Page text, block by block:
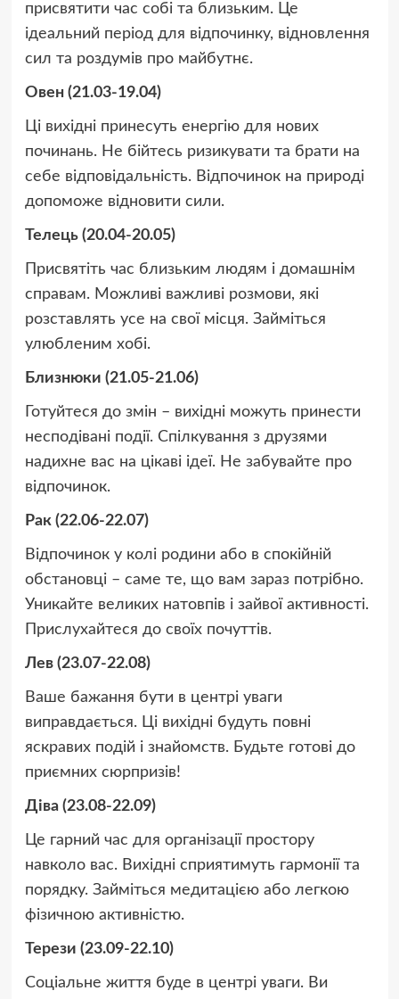
присвятити час собі та близьким. Це
ідеальний період для відпочинку, відновлення
сил та роздумів про майбутнє.
Овен (21.03-19.04)
Ці вихідні принесуть енергію для нових
починань. Не бійтесь ризикувати та брати на
себе відповідальність. Відпочинок на природі
допоможе відновити сили.
Телець (20.04-20.05)
Присвятіть час близьким людям і домашнім
справам. Можливі важливі розмови, які
розставлять усе на свої місця. Займіться
улюбленим хобі.
Близнюки (21.05-21.06)
Готуйтеся до змін – вихідні можуть принести
несподівані події. Спілкування з друзями
надихне вас на цікаві ідеї. Не забувайте про
відпочинок.
Рак (22.06-22.07)
Відпочинок у колі родини або в спокійній
обстановці – саме те, що вам зараз потрібно.
Уникайте великих натовпів і зайвої активності.
Прислухайтеся до своїх почуттів.
Лев (23.07-22.08)
Ваше бажання бути в центрі уваги
виправдається. Ці вихідні будуть повні
яскравих подій і знайомств. Будьте готові до
приємних сюрпризів!
Діва (23.08-22.09)
Це гарний час для організації простору
навколо вас. Вихідні сприятимуть гармонії та
порядку. Займіться медитацією або легкою
фізичною активністю.
Терези (23.09-22.10)
Соціальне життя буде в центрі уваги. Ви